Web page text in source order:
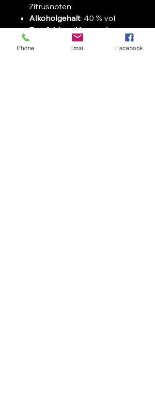
Zitrusnoten
Alkoholgehalt: 40 % vol
Empfohlene Verwendung:
Ideal zu
italienischem Käse,
Zigarren
oder als Aperitif
Phone Email Facebook